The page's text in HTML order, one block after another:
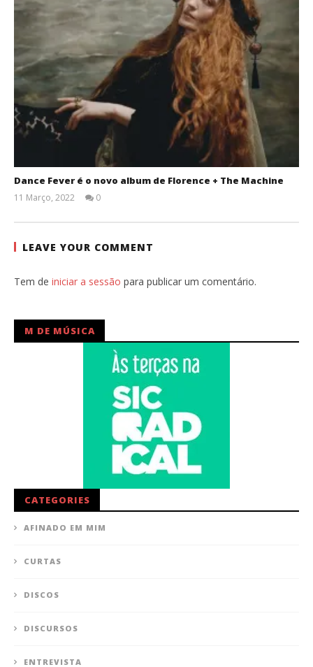
Dance Fever é o novo album de Florence + The Machine
11 Março, 2022
Ventura
0
LEAVE YOUR COMMENT
Tem de iniciar a sessão para publicar um comentário.
M DE MÚSICA
CATEGORIES
AFINADO EM MIM
CURTAS
DISCOS
DISCURSOS
ENTREVISTA